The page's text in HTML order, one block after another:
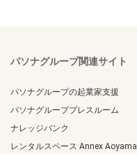
パソナグループ関連サイト
パソナグループの起業家支援
パソナグループプレスルーム
ナレッジバンク
レンタルスペース Annex Aoyama